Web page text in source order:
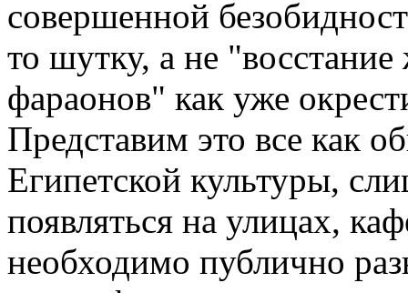
совершенной
то шутку, а не
фараонов" как уже
Представим это все как
Египетской культуры,
появляться на улицах,
необходимо публично